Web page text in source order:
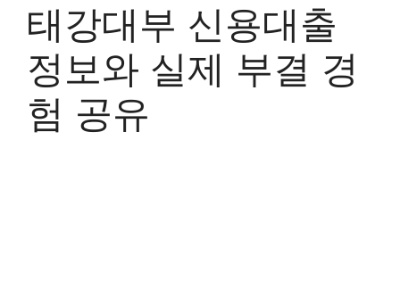
태강대부 신용대출
정보와 실제 부결 경
험 공유